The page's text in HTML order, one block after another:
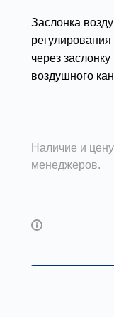
Заслонка
через
воздушного
Наличие и
менеджеров.